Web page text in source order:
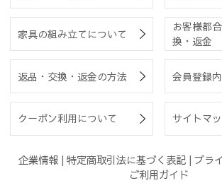
家具の組み立てについて
お客様都
換・返金
返品・交換・返金の方法 会員登録
クーポン利用について サイトマ
企業情報 | 特定商取引法に基づく表記 | プラ
ご利用ガイド